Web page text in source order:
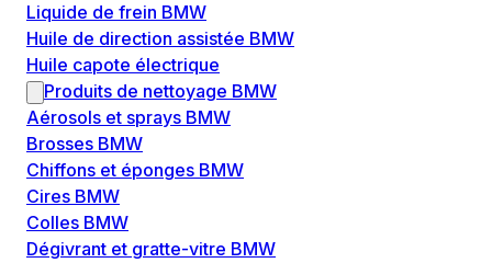
Liquide de frein BMW
Huile de direction assistée BMW
Huile capote électrique
Produits de nettoyage BMW
Aérosols et sprays BMW
Brosses BMW
Chiffons et éponges BMW
Cires BMW
Colles BMW
Dégivrant et gratte-vitre BMW